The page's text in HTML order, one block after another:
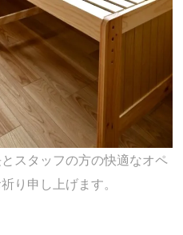
スタッフの方の快適なオペ
り申し上げます。